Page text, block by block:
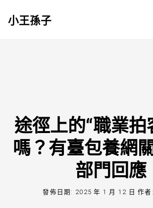
小王孫子
途徑上的“職業拍
嗎？有臺包養網
部門回應
發佈日期: 2025 年 1 月 12 日 作